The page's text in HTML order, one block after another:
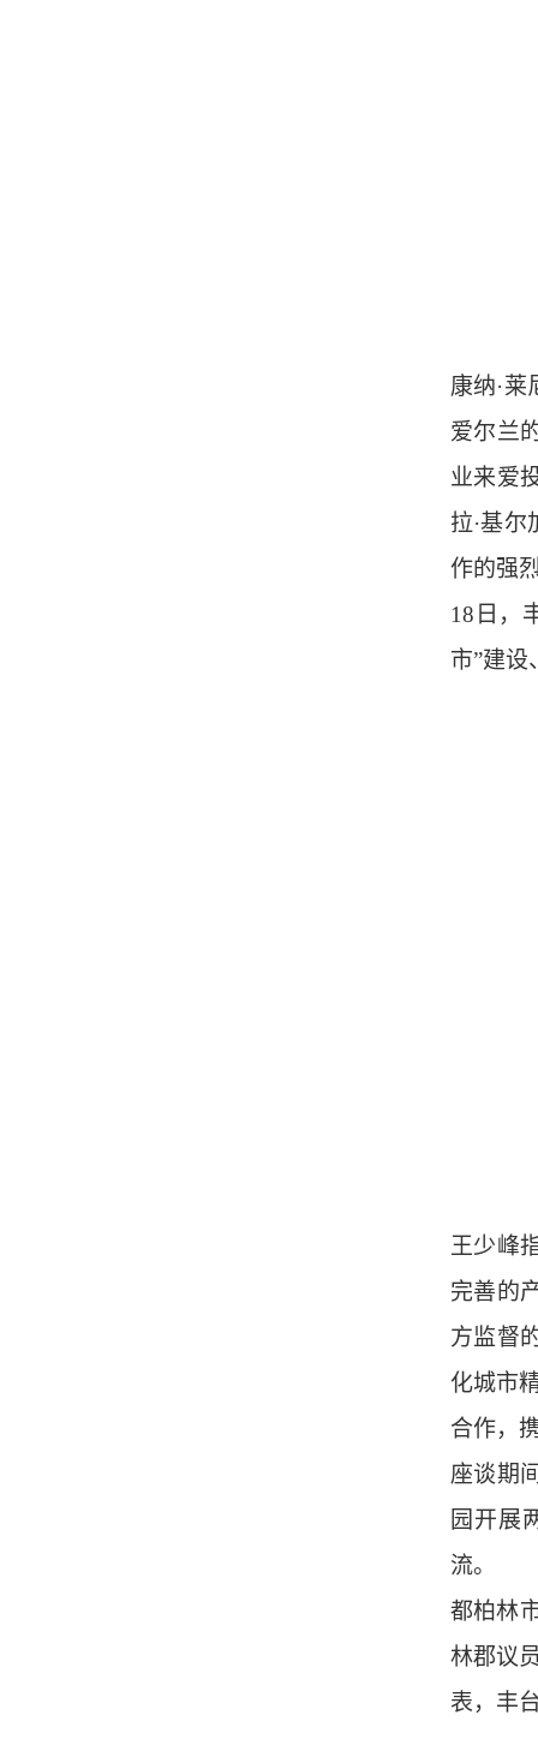
康纳·
爱尔兰
业来爱
拉·基
作的强
18日，
市”建
王少峰
完善的
方监督
化城市
合作，
座谈期
园开展
流。
都柏林
林郡议
表，丰